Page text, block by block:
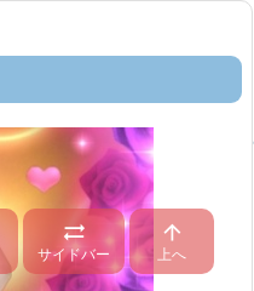

サイドバー

上へ